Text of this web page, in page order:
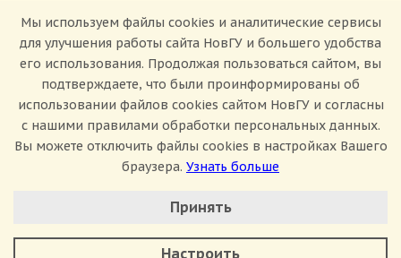
Приемная комиссия: +7(8162)33-20-44
Сведения о доходах
Мы используем файлы cookies и аналитические сервисы
для улучшения работы сайта НовГУ и большего удобства
его использования. Продолжая пользоваться сайтом, вы
подтверждаете, что были проинформированы об
использовании файлов cookies сайтом НовГУ и согласны
с нашими правилами обработки персональных данных.
Вы можете отключить файлы cookies в настройках Вашего
браузера. Узнать больше
Минимальные
Аналитические/Функциональные
Принять
Настроить